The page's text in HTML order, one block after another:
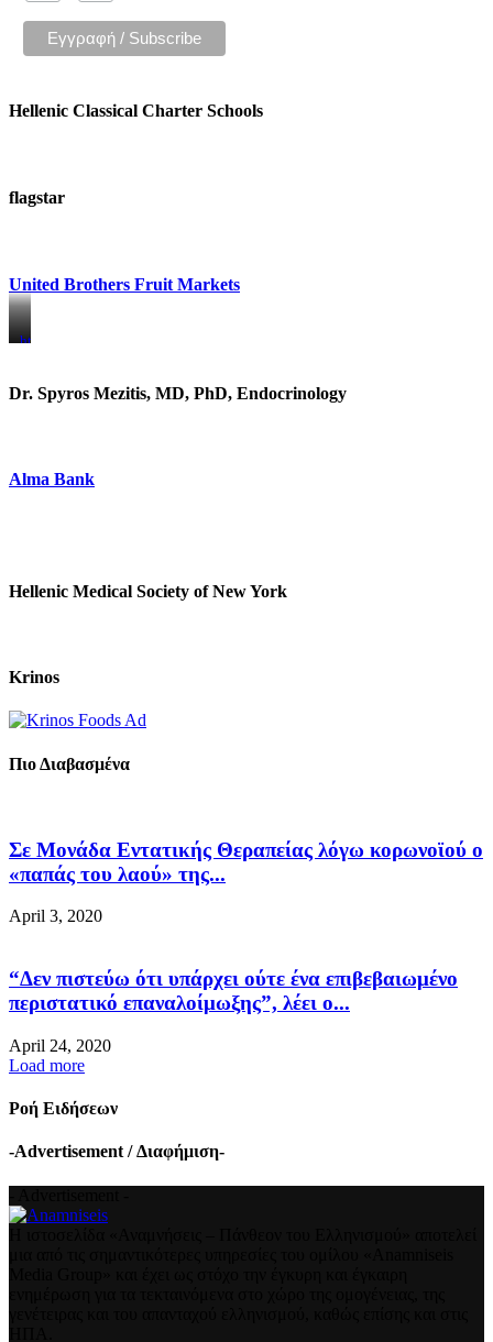
Hellenic Classical Charter Schools
flagstar
United Brothers Fruit Markets
https://www.unitedbrothersfruitmarkets.com/
https://www.unitedbrothersfruitmarkets.com/
Dr. Spyros Mezitis, MD, PhD, Endocrinology
Alma Bank
Hellenic Medical Society of New York
Krinos
Πιο Διαβασμένα
Σε Μονάδα Εντατικής Θεραπείας λόγω κορωνοϊού ο
«παπάς του λαού» της...
April 3, 2020
“Δεν πιστεύω ότι υπάρχει ούτε ένα επιβεβαιωμένο
περιστατικό επαναλοίμωξης”, λέει ο...
April 24, 2020
Load more
Ροή Ειδήσεων
-Advertisement / Διαφήμιση-